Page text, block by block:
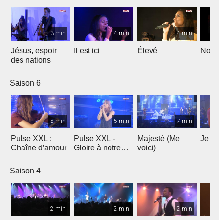
3 min
Jésus, espoir
des nations
4 min
Il est ici
4 min
Élevé
Saison 6
5 min
Pulse XXL :
Chaîne d’amour
5 min
Pulse XXL -
Gloire à notre
7 min
Majesté (Me
voici)
Je te
Saison 4
2 min 2 min 2 min